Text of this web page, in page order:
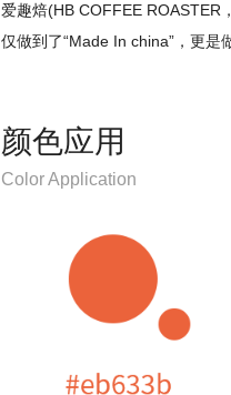
爱趣焙(HB COFFEE ROASTER
仅做到了“Made In china”，更是
颜色应用
Color Application